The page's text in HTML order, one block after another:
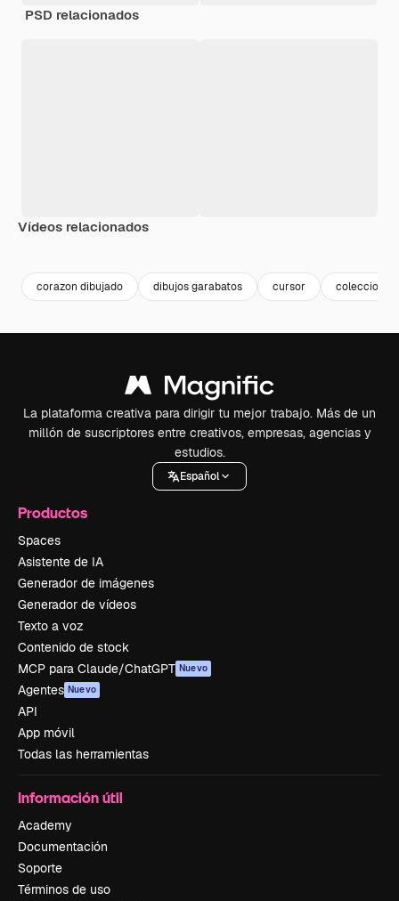
PSD relacionados
Vídeos relacionados
corazon dibujado dibujos garabatos cursor colecciones
La plataforma creativa para dirigir tu mejor trabajo. Más de un
millón de suscriptores entre creativos, empresas, agencias y
estudios.
Español
Productos
Spaces
Asistente de IA
Generador de imágenes
Generador de vídeos
Texto a voz
Contenido de stock
MCP para Claude/ChatGPT Nuevo
Agentes Nuevo
API
App móvil
Todas las herramientas
Información útil
Academy
Documentación
Soporte
Términos de uso